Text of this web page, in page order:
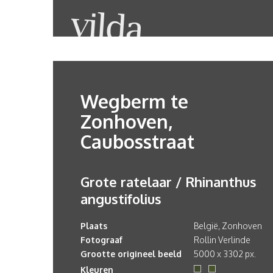
Wegberm te
Zonhoven,
Caubosstraat
Grote ratelaar / Rhinanthus
angustifolius
Plaats
België, Zonhoven
Fotograaf
Rollin Verlinde
Grootte origineel beeld
5000 x 3302 px.
Kleuren